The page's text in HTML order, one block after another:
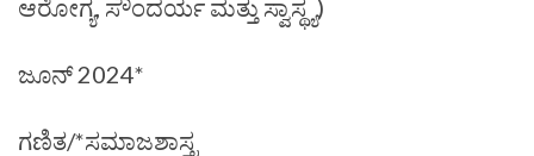
ಆರೋಗ್ಯ, ಸೌಂದರ್ಯ ಮತ್ತು ಸ್ವಾಸ್ಥ್ಯ)
ಜೂನ್ 2024*
ಗಣಿತ/*ಸಮಾಜಶಾಸ್ತ್ರ